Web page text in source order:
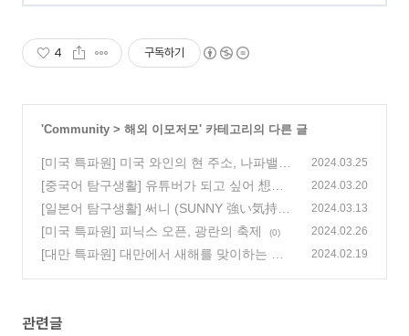
4 구독하기
'Community > 해외 이모저모' 카테고리의 다른 글
[미국 특파원] 미국 와인의 현 주소, 나파밸리
(1)
2024.03.25
[중국어 탐구생활] 유튜버가 되고 싶어 想要
做自媒体
(0)
2024.03.20
[일본어 탐구생활] 써니 (SUNNY 強い気持
ち、強い愛)
(0)
2024.03.13
[미국 특파원] 피닉스 오픈, 광란의 축제 (0) 2024.02.26
[대만 특파원] 대만에서 새해를 맞이하는 방
2024.02.19
관련글